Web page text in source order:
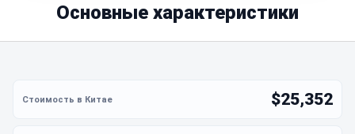
Основные характеристики
$25,352